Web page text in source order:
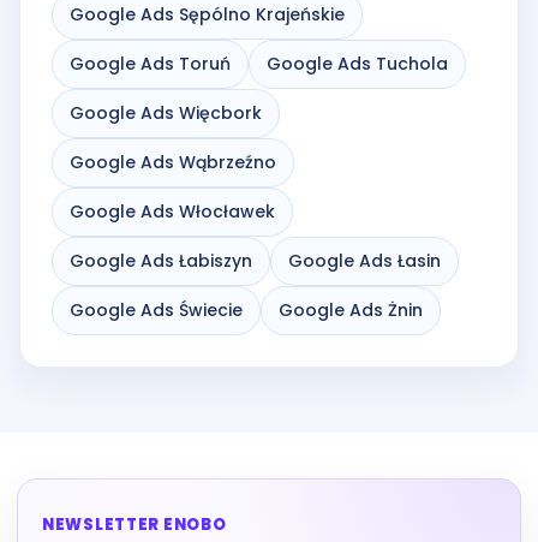
Google Ads Sępólno Krajeńskie
Google Ads Toruń Google Ads Tuchola
Google Ads Więcbork
Google Ads Wąbrzeźno
Google Ads Włocławek
Google Ads Łabiszyn Google Ads Łasin
Google Ads Świecie Google Ads Żnin
NEWSLETTER ENOBO